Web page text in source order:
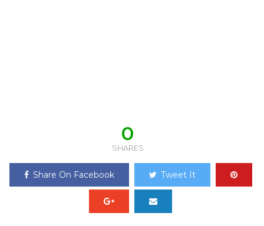
0
SHARES
Share On Facebook Tweet It